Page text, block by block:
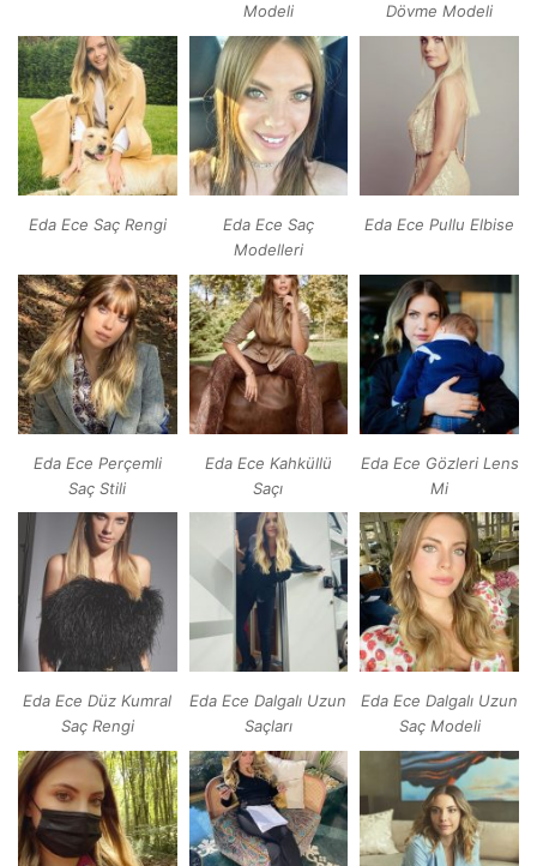
Modeli
Dövme Modeli
Eda Ece Saç Rengi
Eda Ece Saç
Modelleri
Eda Ece Pullu Elbise
Eda Ece Perçemli
Saç Stili
Eda Ece Kahküllü
Saçı
Eda Ece Gözleri Lens
Mi
Eda Ece Düz Kumral
Saç Rengi
Eda Ece Dalgalı Uzun
Saçları
Eda Ece Dalgalı Uzun
Saç Modeli